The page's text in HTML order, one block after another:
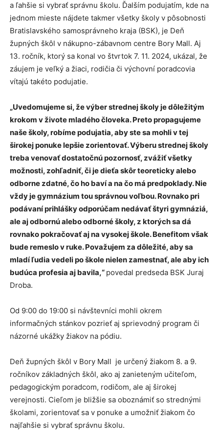
a ľahšie si vybrať správnu školu. Ďalším podujatím, kde na
jednom mieste nájdete takmer všetky školy v pôsobnosti
Bratislavského samosprávneho kraja (BSK), je Deň
župných škôl v nákupno-zábavnom centre Bory Mall. Aj
13. ročník, ktorý sa konal vo štvrtok 7. 11. 2024, ukázal, že
záujem je veľký a žiaci, rodičia či výchovní poradcovia
vítajú takéto podujatie.
„Uvedomujeme si, že výber strednej školy je dôležitým
krokom v živote mladého človeka. Preto propagujeme
naše školy, robíme podujatia, aby ste sa mohli v tej
širokej ponuke lepšie zorientovať. Výberu strednej školy
treba venovať dostatočnú pozornosť, zvážiť všetky
možnosti, zohľadniť, či je dieťa skôr teoreticky alebo
odborne zdatné, čo ho baví a na čo má predpoklady. Nie
vždy je gymnázium tou správnou voľbou. Rovnako pri
podávaní prihlášky odporúčam nedávať štyri gymnáziá,
ale aj odbornú alebo odborné školy, z ktorých sa dá
rovnako pokračovať aj na vysokej škole. Benefitom však
bude remeslo v ruke. Považujem za dôležité, aby sa
mladí ľudia vedeli po škole nielen zamestnať, ale aby ich
budúca profesia aj bavila,“ povedal predseda BSK Juraj
Droba.
Od 9:00 do 19:00 si návštevníci mohli okrem
informačných stánkov pozrieť aj sprievodný program či
názorné ukážky žiakov na pódiu.
Deň župných škôl v Bory Mall je určený žiakom 8. a 9.
ročníkov základných škôl, ako aj zanieteným učiteľom,
pedagogickým poradcom, rodičom, ale aj širokej
verejnosti. Cieľom je bližšie sa oboznámiť so strednými
školami, zorientovať sa v ponuke a umožniť žiakom čo
najľahšie si vybrať správnu školu.